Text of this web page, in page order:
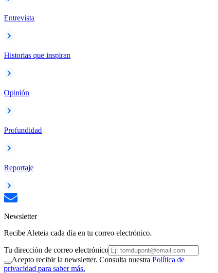
Entrevista
Historias que inspiran
Opinión
Profundidad
Reportaje
Newsletter
Recibe Aleteia cada día en tu correo electrónico.
Tu dirección de correo electrónico
Acepto recibir la newsletter. Consulta nuestra Política de
privacidad para saber más.